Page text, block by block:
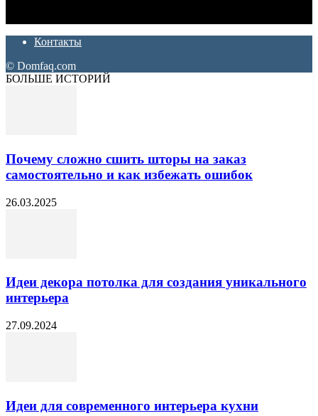
Контакты
© Domfaq.com
БОЛЬШЕ ИСТОРИЙ
Почему сложно сшить шторы на заказ
самостоятельно и как избежать ошибок
26.03.2025
Идеи декора потолка для создания уникального
интерьера
27.09.2024
Идеи для современного интерьера кухни